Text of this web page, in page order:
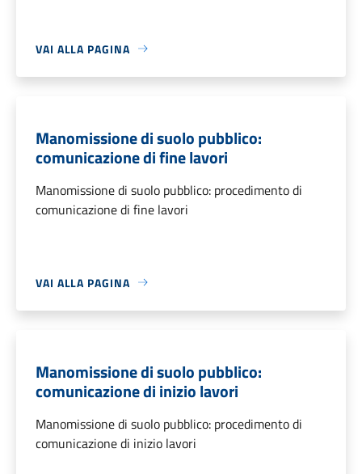
VAI ALLA PAGINA
Manomissione di suolo pubblico:
comunicazione di fine lavori
Manomissione di suolo pubblico: procedimento di
comunicazione di fine lavori
VAI ALLA PAGINA
Manomissione di suolo pubblico:
comunicazione di inizio lavori
Manomissione di suolo pubblico: procedimento di
comunicazione di inizio lavori